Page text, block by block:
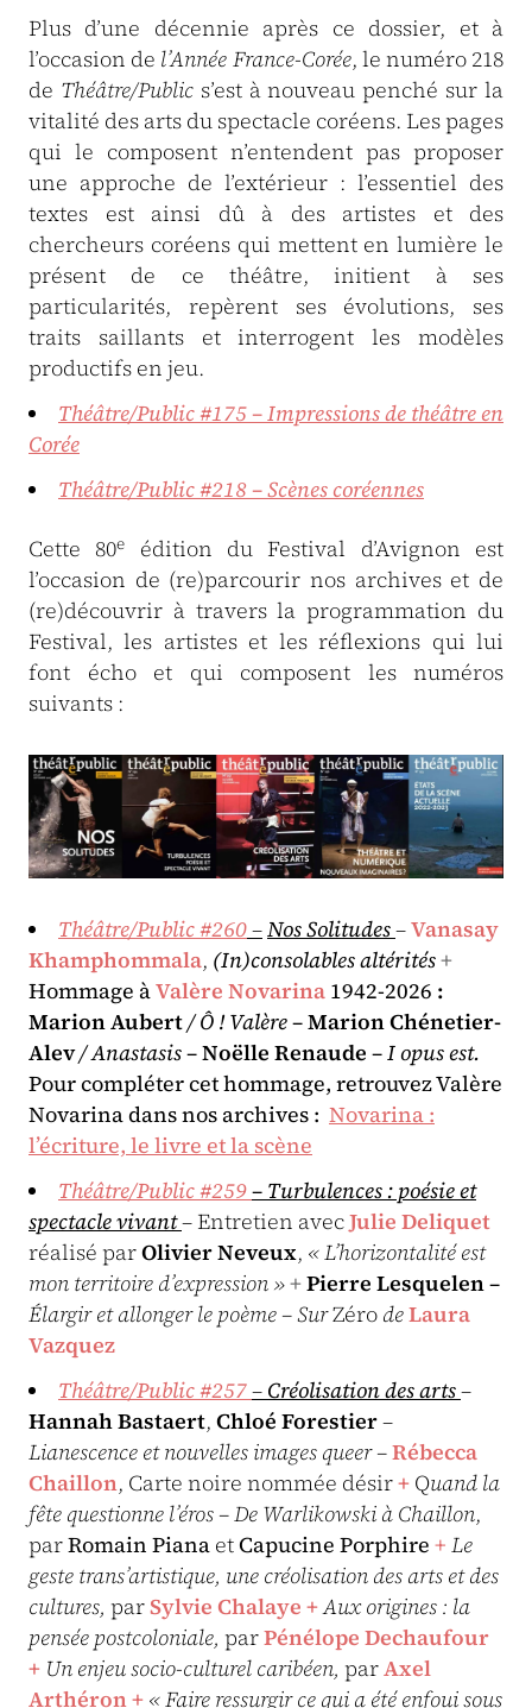
Plus d’une décennie après ce dossier, et à
l’occasion de l’Année France-Corée, le numéro 218
de Théâtre/Publics’est à nouveau penché sur la
vitalité des arts du spectacle coréens. Les pages
qui le composent n’entendent pas proposer
une approche de l’extérieur : l’essentiel des
textes est ainsi dû à des artistes et des
chercheurs coréens qui mettent en lumière le
présent de ce théâtre, initient à ses
particularités, repèrent ses évolutions, ses
traits saillants et interrogent les modèles
productifs en jeu.
Théâtre/Public #175 – Impressions de théâtre en
Corée
Théâtre/Public #218 – Scènes coréennes
Cette 80e
édition du Festival d’Avignon est
l’occasion de (re)parcourir nos archives et de
(re)découvrir à travers la programmation du
Festival, les artistes et les réflexions qui lui
font écho et qui composent les numéros
suivants :
Théâtre/Public #260–Nos Solitudes–Vanasay
Khamphommala, (In)consolables altérités+
Hommage àValère Novarina 1942-2026 :
Marion Aubert/ Ô ! Valère–Marion Chénetier-
Alev/ Anastasis–Noëlle Renaude –I opus est.
Pour compléter cet hommage, retrouvez Valère
Novarina dans nos archives : Novarina :
l’écriture, le livre et la scène
Théâtre/Public #259– Turbulences : poésie et
spectacle vivant– Entretien avecJulie Deliquet
réalisé parOlivier Neveux, « L’horizontalité est
mon territoire d’expression »+Pierre Lesquelen–
Élargir et allonger le poème – SurZéro deLaura
Vazquez
Théâtre/Public #257– Créolisation des arts–
Hannah Bastaert, Chloé Forestier–
Lianescence et nouvelles images queer –Rébecca
Chaillon, Carte noire nommée désir+ Quand la
fête questionne l’éros – De Warlikowski à Chaillon,
parRomain Piana etCapucine Porphire + Le
geste trans’artistique, une créolisation des arts et des
cultures, parSylvie Chalaye +Aux origines : la
pensée postcoloniale, parPénélope Dechaufour
+ Un enjeu socio-culturel caribéen, parAxel
Arthéron+ « Faire ressurgir ce qui a été enfoui sous